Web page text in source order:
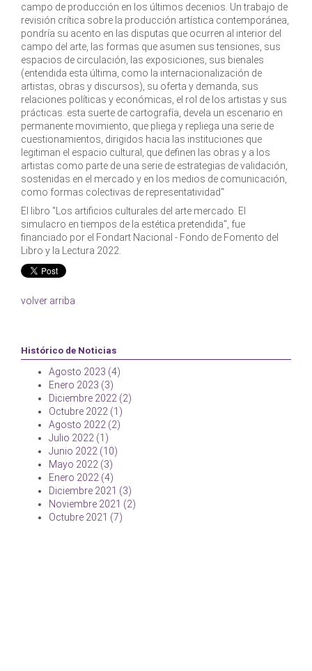
campo de producción en los últimos decenios. Un trabajo de
revisión crítica sobre la producción artística contemporánea,
pondría su acento en las disputas que ocurren al interior del
campo del arte, las formas que asumen sus tensiones, sus
espacios de circulación, las exposiciones, sus bienales
(entendida esta última, como la internacionalización de
artistas, obras y discursos), su oferta y demanda, sus
relaciones políticas y económicas, el rol de los artistas y sus
prácticas. esta suerte de cartografía, devela un escenario en
permanente movimiento, que pliega y repliega una serie de
cuestionamientos, dirigidos hacia las instituciones que
legitiman el espacio cultural, que definen las obras y a los
artistas como parte de una serie de estrategias de validación,
sostenidas en el mercado y en los medios de comunicación,
como formas colectivas de representatividad"
El libro "Los artificios culturales del arte mercado. El
simulacro en tiempos de la estética pretendida", fue
financiado por el Fondart Nacional - Fondo de Fomento del
Libro y la Lectura 2022.
volver arriba
Histórico de Noticias
Agosto 2023 (4)
Enero 2023 (3)
Diciembre 2022 (2)
Octubre 2022 (1)
Agosto 2022 (2)
Julio 2022 (1)
Junio 2022 (10)
Mayo 2022 (3)
Enero 2022 (4)
Diciembre 2021 (3)
Noviembre 2021 (2)
Octubre 2021 (7)